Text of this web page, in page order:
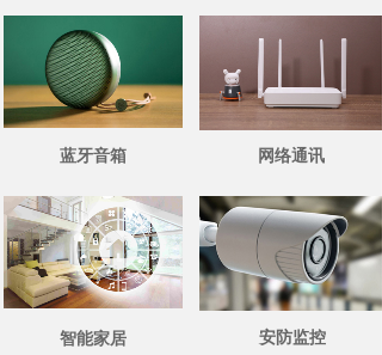
网络通讯
蓝牙音箱
安防监控
智能家居